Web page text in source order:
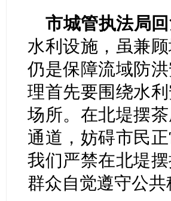
市城管执法局回
水利设施，虽兼
仍是保障流域防
理首先要围绕水
场所。在北堤摆
通道，妨碍市民
我们严禁在北堤
群众自觉遵守公共